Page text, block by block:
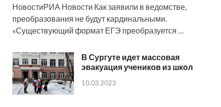
НовостиРИА Новости Как заявили в ведомстве,
преобразования не будут кардинальными.
«Существующий формат ЕГЭ преобразуется …
В Сургуте идет массовая
эвакуация учеников из школ
10.03.2023